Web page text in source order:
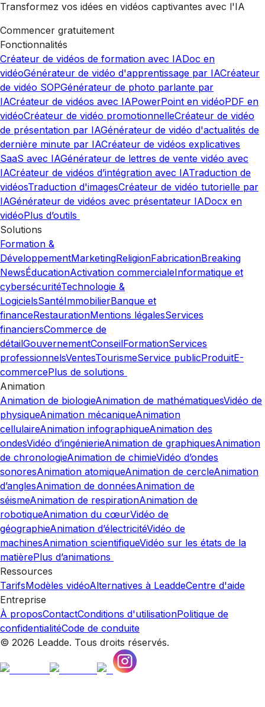
Transformez vos idées en vidéos captivantes avec l'IA
Commencer gratuitement
Fonctionnalités
Créateur de vidéos de formation avec IADoc en
vidéoGénérateur de vidéo d'apprentissage par IACréateur
de vidéo SOPGénérateur de photo parlante par
IACréateur de vidéos avec IAPowerPoint en vidéoPDF en
vidéoCréateur de vidéo promotionnelleCréateur de vidéo
de présentation par IAGénérateur de vidéo d'actualités de
dernière minute par IACréateur de vidéos explicatives
SaaS avec IAGénérateur de lettres de vente vidéo avec
IACréateur de vidéos d’intégration avec IATraduction de
vidéosTraduction d'imagesCréateur de vidéo tutorielle par
IAGénérateur de vidéos avec présentateur IADocx en
vidéoPlus d’outils
Solutions
Formation &
DéveloppementMarketingReligionFabricationBreaking
NewsÉducationActivation commercialeInformatique et
cybersécuritéTechnologie &
LogicielsSantéImmobilierBanque et
financeRestaurationMentions légalesServices
financiersCommerce de
détailGouvernementConseilFormationServices
professionnelsVentesTourismeService publicProduitE-
commercePlus de solutions
Animation
Animation de biologieAnimation de mathématiquesVidéo de
physiqueAnimation mécaniqueAnimation
cellulaireAnimation infographiqueAnimation des
ondesVidéo d’ingénierieAnimation de graphiquesAnimation
de chronologieAnimation de chimieVidéo d’ondes
sonoresAnimation atomiqueAnimation de cercleAnimation
d’anglesAnimation de donnéesAnimation de
séismeAnimation de respirationAnimation de
robotiqueAnimation du cœurVidéo de
géographieAnimation d’électricitéVidéo de
machinesAnimation scientifiqueVidéo sur les états de la
matièrePlus d’animations
Ressources
TarifsModèles vidéoAlternatives à LeaddeCentre d'aide
Entreprise
À proposContactConditions d'utilisationPolitique de
confidentialitéCode de conduite
© 2026 Leadde. Tous droits réservés.